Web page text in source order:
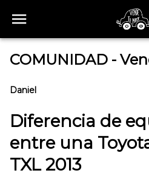
COMUNIDAD -
Daniel
Diferencia de
entre una
TXL 2013